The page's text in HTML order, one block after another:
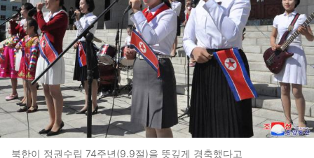
북한이 정권수립 74주년(9.9절)을 뜻깊게 경축했다고